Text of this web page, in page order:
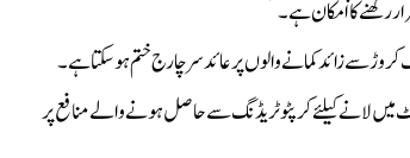
ٹرانزیکشنز کو ٹیکس نیٹ میں لانے کیلئے کرپٹو ٹریڈنگ سے حاصل ہونے والے منافع پر